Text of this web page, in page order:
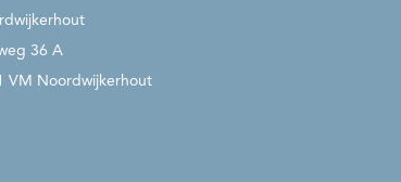
36 A
VM Noordwijkerhout